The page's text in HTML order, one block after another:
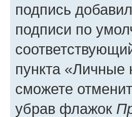
подпись
подписи по
пункта «Личные
сможете
убрав флажок